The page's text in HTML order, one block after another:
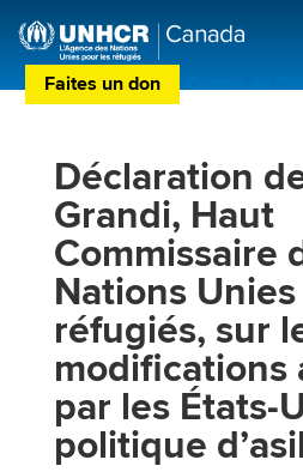
Faites un don Centre de
Déclaration
Grandi, Haut
Commissaire
Nations
réfugiés, sur
modifications
par les États-
politique